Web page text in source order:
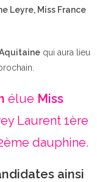
Leyre, Miss France
qui aura lieu
élue Miss
Laurent 1ère
dauphine.
ainsi